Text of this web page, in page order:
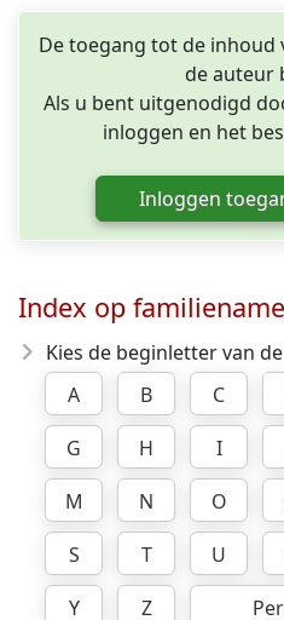
De toegang tot de inhoud
de auteur
Als u bent uitgenodigd
inloggen en het
Inloggen
Index op
Kies de beginletter van
A
B C
G
H I
M
N O
S
T U
Y
Z